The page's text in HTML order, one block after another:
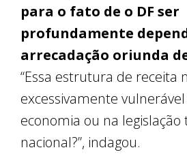
para o fato de o DF ser
profundamente
arrecadação oriunda de
“Essa estrutura de receita
excessivamente
economia ou na
nacional?”, indagou.